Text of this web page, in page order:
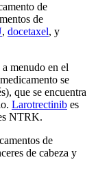
de
de
, docetaxel, y
menudo en el
se
que se encuentra
Larotrectinib es
NTRK.
de
de cabeza y